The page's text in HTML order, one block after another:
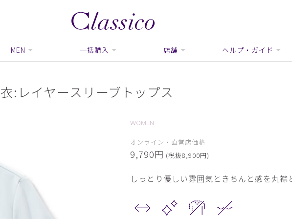
MEN 一括購入 店舗 ヘルプ・ガイド
:レイヤースリーブトップス
WOMEN
オンライン・直営店価格
9,790円 (税抜8,900円)
しっとり優しい雰囲気ときちんと感を丸襟